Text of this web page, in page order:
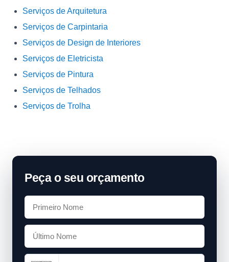
Serviços de Arquitetura
Serviços de Carpintaria
Serviços de Design de Interiores
Serviços de Eletricista
Serviços de Pintura
Serviços de Telhados
Serviços de Trolha
Peça o seu orçamento